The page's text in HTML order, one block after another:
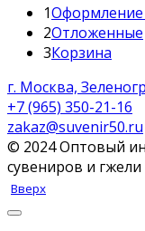
1Оформление
2Отложенные
3Корзина
г. Москва,
+7 (965) 350-21-16
zakaz@suvenir50.ru
© 2024 Оптовый
сувениров и гжели
Вверх